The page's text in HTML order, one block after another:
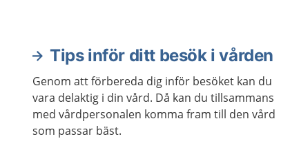
Tips inför ditt besök i vården
Genom att förbereda dig inför besöket kan du
vara delaktig i din vård. Då kan du tillsammans
med vårdpersonalen komma fram till den vård
som passar bäst.